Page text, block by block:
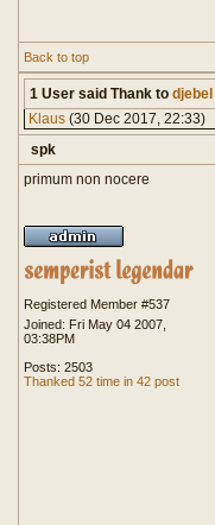
Back to top
1 User said Thank to djebel
Klaus (30 Dec 2017, 22:33)
spk
primum non nocere
Registered Member #537
Joined: Fri May 04 2007,
03:38PM
Posts: 2503
Thanked 52 time in 42 post